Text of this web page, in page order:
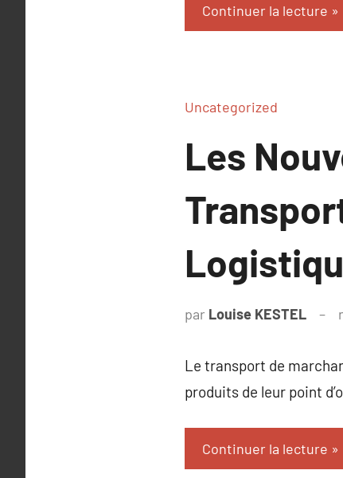
Continuer la lecture
Uncategorized
Les
par Louise KESTEL
Le transport de
produits de leur point
Continuer la lecture